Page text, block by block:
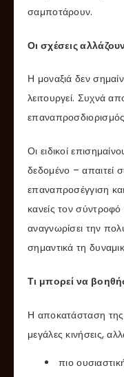
σαμποτάρουν.
Οι σχέσεις
Η μοναξιά δεν
λειτουργεί. Συχνά
Οι ειδικοί
δεδομένο – απαιτεί
επαναπροσέγγιση
κανείς τον σύντροφό
αναγνωρίσει την
σημαντικά τη
Τι μπορεί να
Η αποκατάσταση της
μεγάλες κινήσεις,
πιο